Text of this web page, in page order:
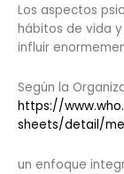
Los aspectos
hábitos de vida
influir
Según la
https://
sheets/detail/
un enfoque